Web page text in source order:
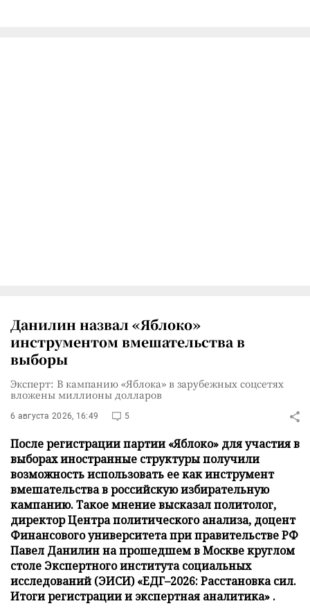
Данилин назвал «Яблоко»
инструментом вмешательства в
выборы
Эксперт: В кампанию «Яблока» в зарубежных соцсетях
вложены миллионы долларов
6 августа 2026, 16:49 5
После регистрации партии «Яблоко» для участия в
выборах иностранные структуры получили
возможность использовать ее как инструмент
вмешательства в российскую избирательную
кампанию. Такое мнение высказал политолог,
директор Центра политического анализа, доцент
Финансового университета при правительстве РФ
Павел Данилин на прошедшем в Москве круглом
столе Экспертного института социальных
исследований (ЭИСИ) «ЕДГ–2026: Расстановка сил.
Итоги регистрации и экспертная аналитика» .